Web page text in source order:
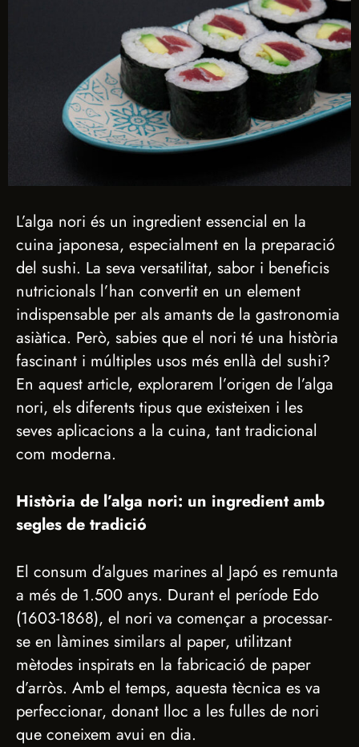
L’alga nori és un ingredient essencial en la
cuina japonesa, especialment en la preparació
del sushi. La seva versatilitat, sabor i beneficis
nutricionals l’han convertit en un element
indispensable per als amants de la gastronomia
asiàtica. Però, sabies que el nori té una història
fascinant i múltiples usos més enllà del sushi?
En aquest article, explorarem l’origen de l’alga
nori, els diferents tipus que existeixen i les
seves aplicacions a la cuina, tant tradicional
com moderna.
Història de l’alga nori: un ingredient amb
segles de tradició
El consum d’algues marines al Japó es remunta
a més de 1.500 anys. Durant el període Edo
(1603-1868), el nori va començar a processar-
se en làmines similars al paper, utilitzant
mètodes inspirats en la fabricació de paper
d’arròs. Amb el temps, aquesta tècnica es va
perfeccionar, donant lloc a les fulles de nori
que coneixem avui en dia.